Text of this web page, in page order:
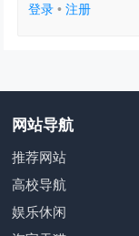
登录 •注册
网站导航
推荐网站
高校导航
娱乐休闲